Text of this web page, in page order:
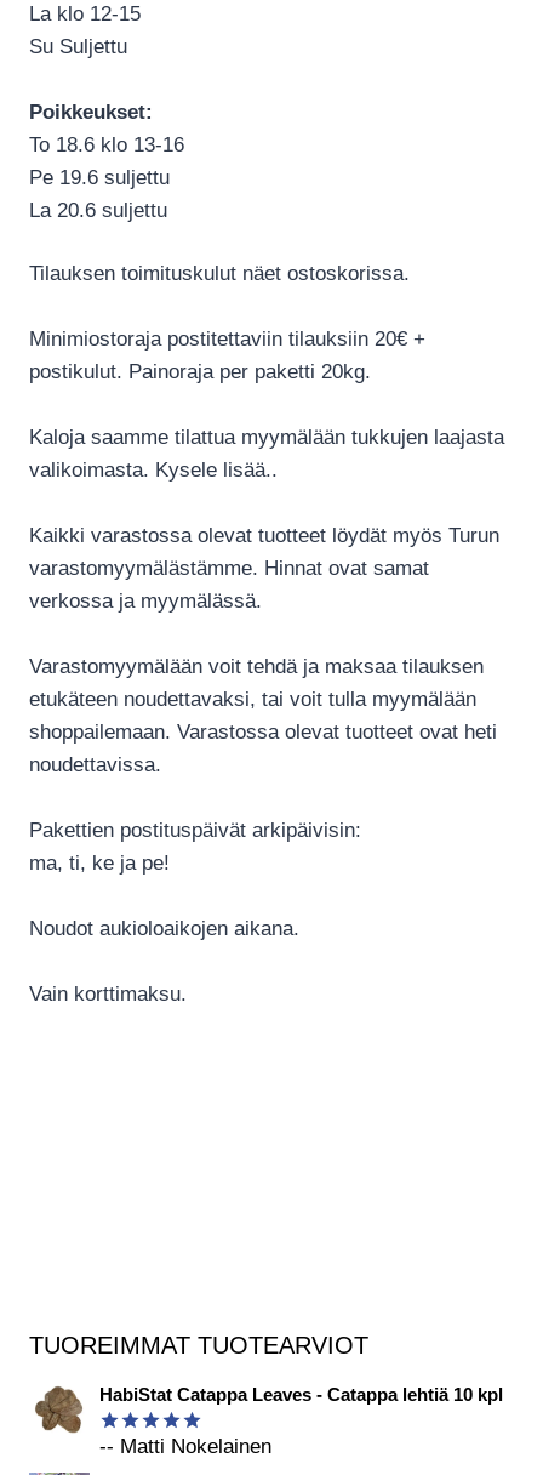
La klo 12-15
Su Suljettu
Poikkeukset:
To 18.6 klo 13-16
Pe 19.6 suljettu
La 20.6 suljettu
Tilauksen toimituskulut näet ostoskorissa.
Minimiostoraja postitettaviin tilauksiin 20€ +
postikulut. Painoraja per paketti 20kg.
Kaloja saamme tilattua myymälään tukkujen laajasta
valikoimasta. Kysele lisää..
Kaikki varastossa olevat tuotteet löydät myös Turun
varastomyymälästämme. Hinnat ovat samat
verkossa ja myymälässä.
Varastomyymälään voit tehdä ja maksaa tilauksen
etukäteen noudettavaksi, tai voit tulla myymälään
shoppailemaan. Varastossa olevat tuotteet ovat heti
noudettavissa.
Pakettien postituspäivät arkipäivisin:
ma, ti, ke ja pe!
Noudot aukioloaikojen aikana.
Vain korttimaksu.
TUOREIMMAT TUOTEARVIOT
HabiStat Catappa Leaves - Catappa lehtiä 10 kpl
Arvostelu
-- Matti Nokelainen